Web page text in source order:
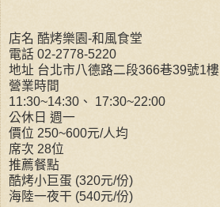
店名 酷烤樂園-和風食堂
電話 02-2778-5220
地址 台北市八德路二段366巷39號1樓
營業時間
11:30~14:30、 17:30~22:00
公休日 週一
價位 250~600元/人均
席次 28位
推薦餐點
酷烤小巨蛋 (320元/份)
海陸一夜干 (540元/份)